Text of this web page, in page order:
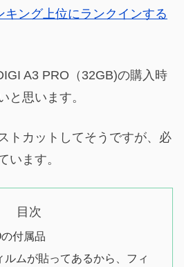
ング上位にランクインする
A3 PRO（32GB)の購入時
と思います。
トカットしてそうですが、必
います。
目次
付属品
ルムが貼ってあるから、フィ